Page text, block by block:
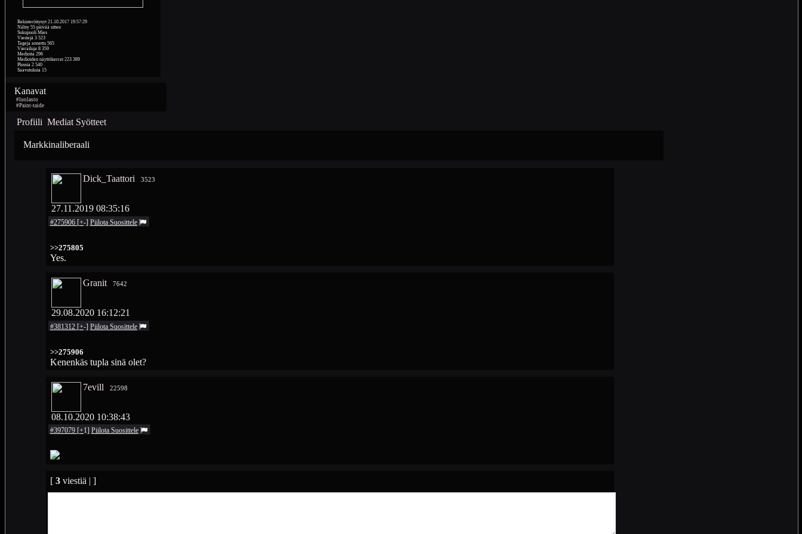
Rekisteröitynyt 21.10.2017 19:57:29
Nähty 55 päivää sitten
Sukupuoli Mies
Viestejä 3 523
Tageja annettu 565
Vierailuja 8 359
Medioita 296
Medioiden näyttökerrat 223 389
Plussia 2 540
Saavutuksia 15
Kanavat
#luolasto
#Paint-taide
Profiili Mediat Syötteet
Markkinaliberaali
Dick_Taattori 3523
27.11.2019 08:35:16
#275906 [+-] Piilota Suosittele
>>275805
Yes.
Granit 7642
29.08.2020 16:12:21
#381312 [+-] Piilota Suosittele
>>275906
Kenenkäs tupla sinä olet?
7evill 22598
08.10.2020 10:38:43
#397079 [+1] Piilota Suosittele
[ 3viestiä | ]